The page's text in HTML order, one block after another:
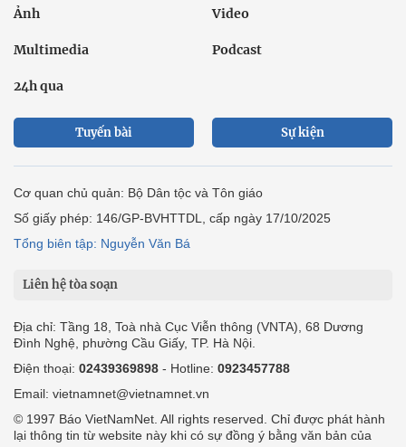
Ảnh Video
Multimedia Podcast
24h qua
Tuyến bài Sự kiện
Cơ quan chủ quản: Bộ Dân tộc và Tôn giáo
Số giấy phép: 146/GP-BVHTTDL, cấp ngày 17/10/2025
Tổng biên tập: Nguyễn Văn Bá
Liên hệ tòa soạn
Địa chỉ: Tầng 18, Toà nhà Cục Viễn thông (VNTA), 68 Dương
Đình Nghệ, phường Cầu Giấy, TP. Hà Nội.
Điện thoại: 02439369898 - Hotline: 0923457788
Email: vietnamnet@vietnamnet.vn
© 1997 Báo VietNamNet. All rights reserved. Chỉ được phát hành
lại thông tin từ website này khi có sự đồng ý bằng văn bản của